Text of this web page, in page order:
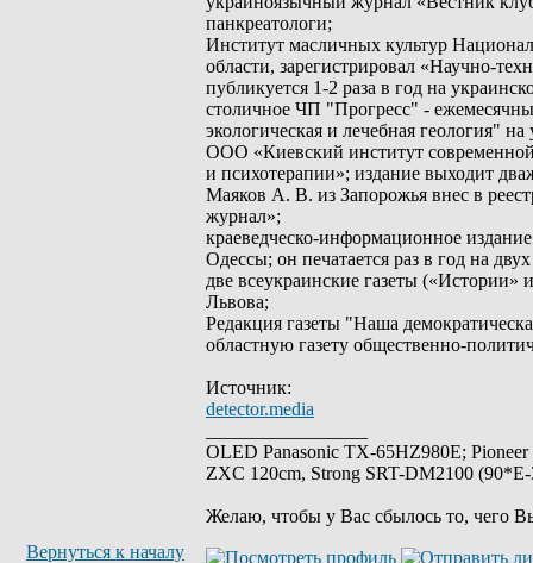
панкреатологи;
Институт масличных культур
области, зарегистрировал «Научно-
публикуется 1-2 раза в год на
столичное ЧП "Прогресс" -
экологическая и лечебная геология"
ООО «Киевский институт
и психотерапии»; издание выходит
Маяков А. В. из Запорожья внес в
журнал»;
краеведческо-информационное
Одессы; он печатается раз в год на
две всеукраинские газеты
Львова;
Редакция газеты "Наша
областную газету общественно-
Источник:
detector.media
OLED Panasonic TX-65HZ980E;
ZXC 120cm, Strong SRT-DM2100
Желаю, чтобы у Вас сбылось то, чего
Вернуться к началу